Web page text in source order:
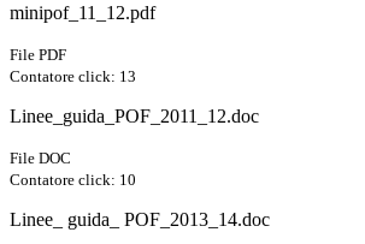
minipof_11_12.pdf
File PDF
Contatore click: 13
Linee_guida_POF_2011_12.doc
File DOC
Contatore click: 10
Linee_ guida_ POF_2013_14.doc